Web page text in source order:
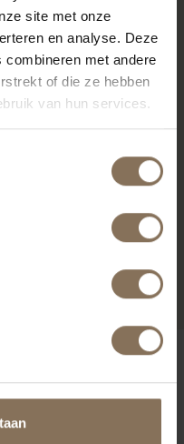
site met onze
en analyse. Deze
combineren met andere
of die ze hebben
van hun services.